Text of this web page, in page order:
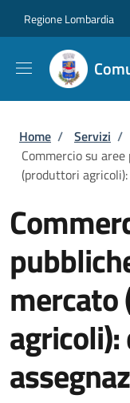
Regione Lombardia
Briciole
Home / Servizi /
Commercio su
(produttori